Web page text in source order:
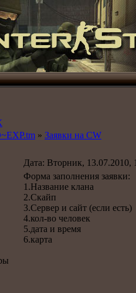
» Заявки на CW
Дата: Вторник,
Форма заполнения заявки:
1.Название клана
2.Скайп
3.Сервер и сайт (если есть)
4.кол-во человек
5.дата и время
6.карта